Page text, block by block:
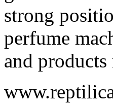
strong
perfume
and